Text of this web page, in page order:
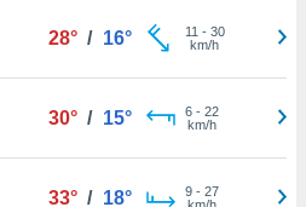
28° / 16° 11 - 30
km/h
30° / 15° 6- 22
km/h
33° / 18° 9- 27
km/h